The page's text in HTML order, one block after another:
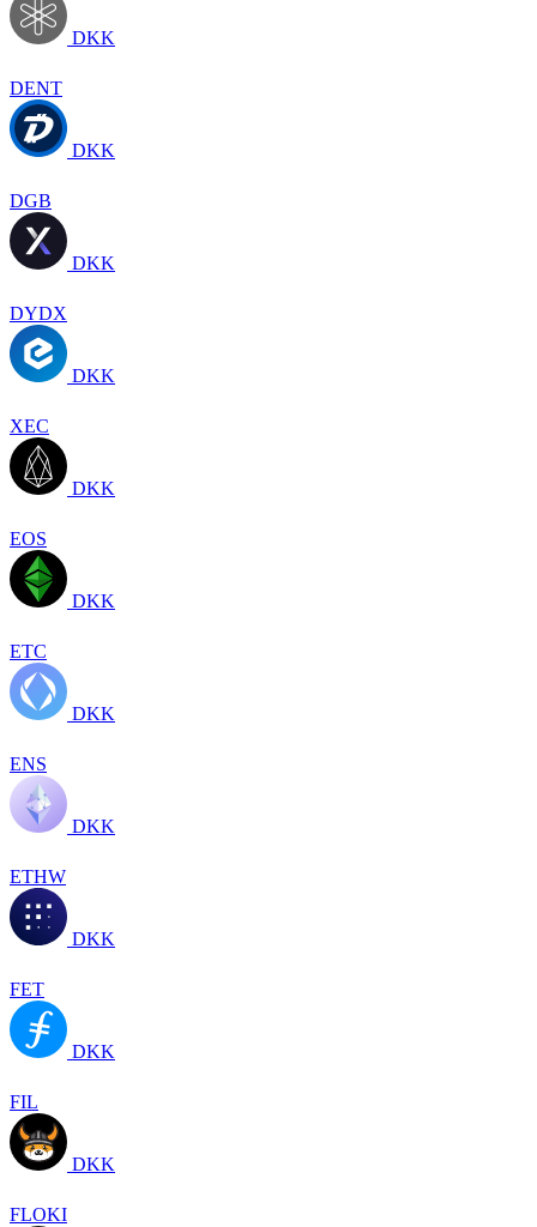
DKK
DENT
DKK
DGB
DKK
DYDX
DKK
XEC
DKK
EOS
DKK
ETC
DKK
ENS
DKK
ETHW
DKK
FET
DKK
FIL
DKK
FLOKI